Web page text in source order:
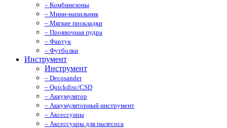
– Комбинезоны
– Мини-напильник
– Мягкие прокладки
– Проявочная пудра
– Фартук
– Футболки
Инструмент
Инструмент
– Decosander
– Quickdisc/CSD
– Аккумулятор
– Аккумуляторный инструмент
– Аксессуары
– Аксессуары для пылесоса